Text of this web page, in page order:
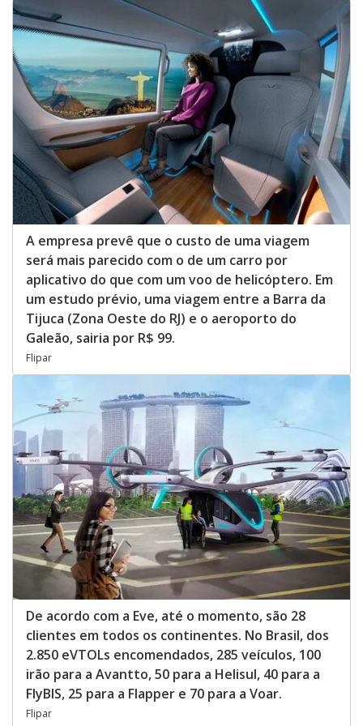
A empresa prevê que o custo de uma viagem
será mais parecido com o de um carro por
aplicativo do que com um voo de helicóptero. Em
um estudo prévio, uma viagem entre a Barra da
Tijuca (Zona Oeste do RJ) e o aeroporto do
Galeão, sairia por R$ 99.
Flipar
De acordo com a Eve, até o momento, são 28
clientes em todos os continentes. No Brasil, dos
2.850 eVTOLs encomendados, 285 veículos, 100
irão para a Avantto, 50 para a Helisul, 40 para a
FlyBIS, 25 para a Flapper e 70 para a Voar.
Flipar